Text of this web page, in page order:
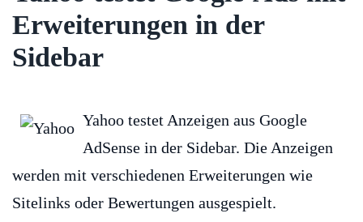
Erweiterungen in der
Sidebar
Yahoo testet Anzeigen aus Google
AdSense in der Sidebar. Die Anzeigen
werden mit verschiedenen Erweiterungen wie
Sitelinks oder Bewertungen ausgespielt.